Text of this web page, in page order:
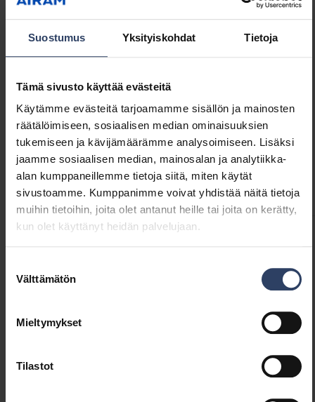
Suostumus Yksityiskohdat Tietoja
Tämä sivusto käyttää evästeitä
Käytämme evästeitä tarjoamamme sisällön ja mainosten
räätälöimiseen, sosiaalisen median ominaisuuksien
tukemiseen ja kävijämäärämme analysoimiseen. Lisäksi
jaamme sosiaalisen median, mainosalan ja analytiikka-
alan kumppaneillemme tietoja siitä, miten käytät
sivustoamme. Kumppanimme voivat yhdistää näitä tietoja
muihin tietoihin, joita olet antanut heille tai joita on kerätty,
kun olet käyttänyt heidän palvelujaan.
valinta
Välttämätön
Mieltymykset
Tilastot
pöydällä ja kohdevalaisimen paikkaa on helppo
muuttaa tarpeen mukaan. Siron ja pelkistetyn
valaisimen kiinteä led-valonlähde antaa 280 lm
valotehon, valon sävy on valkoinen 3000 K.
suunnata vapaasti ja osoittaa juuri sopivaan
kohtaan.
Koodi
9610503
Tekniset tiedot
Koodit Tuoteversiot Lataukset Tekniset tiedot
Koodi